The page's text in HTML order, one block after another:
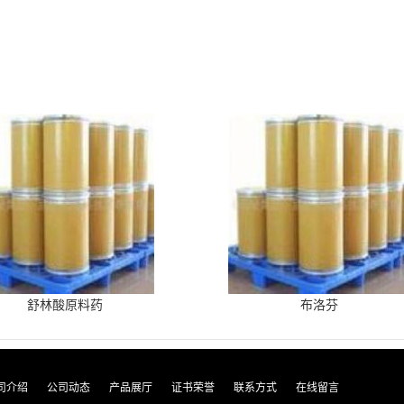
舒林酸原料药 布洛芬
介绍 公司动态 产品展厅 证书荣誉 联系方式 在线留言